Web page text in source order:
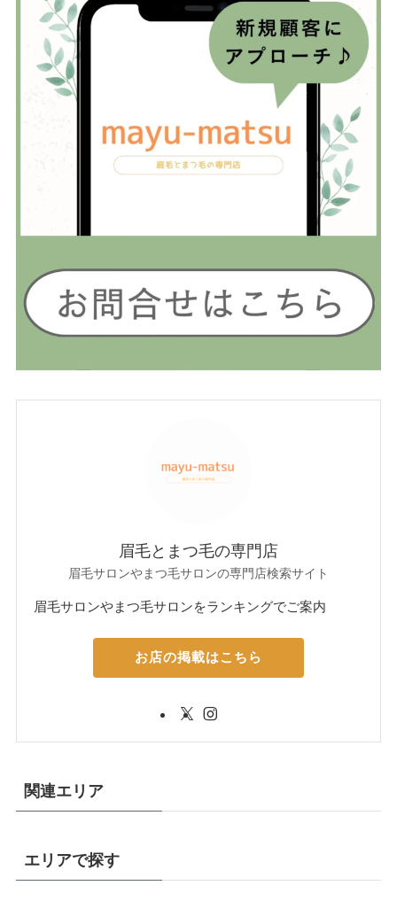
眉毛とまつ毛の専門店
眉毛サロンやまつ毛サロンの専門店検索サイト
眉毛サロンやまつ毛サロンをランキングでご案内
お店の掲載はこちら
関連エリア
エリアで探す